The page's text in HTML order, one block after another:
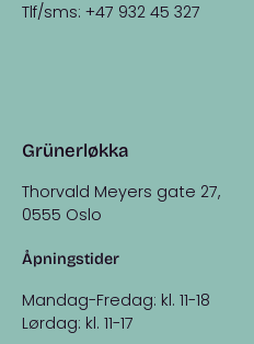
Tlf/sms: +47 932 45 327
Grünerløkka
Thorvald Meyers gate 27,
0555 Oslo
Åpningstider
Mandag-Fredag: kl. 11-18
Lørdag: kl. 11-17